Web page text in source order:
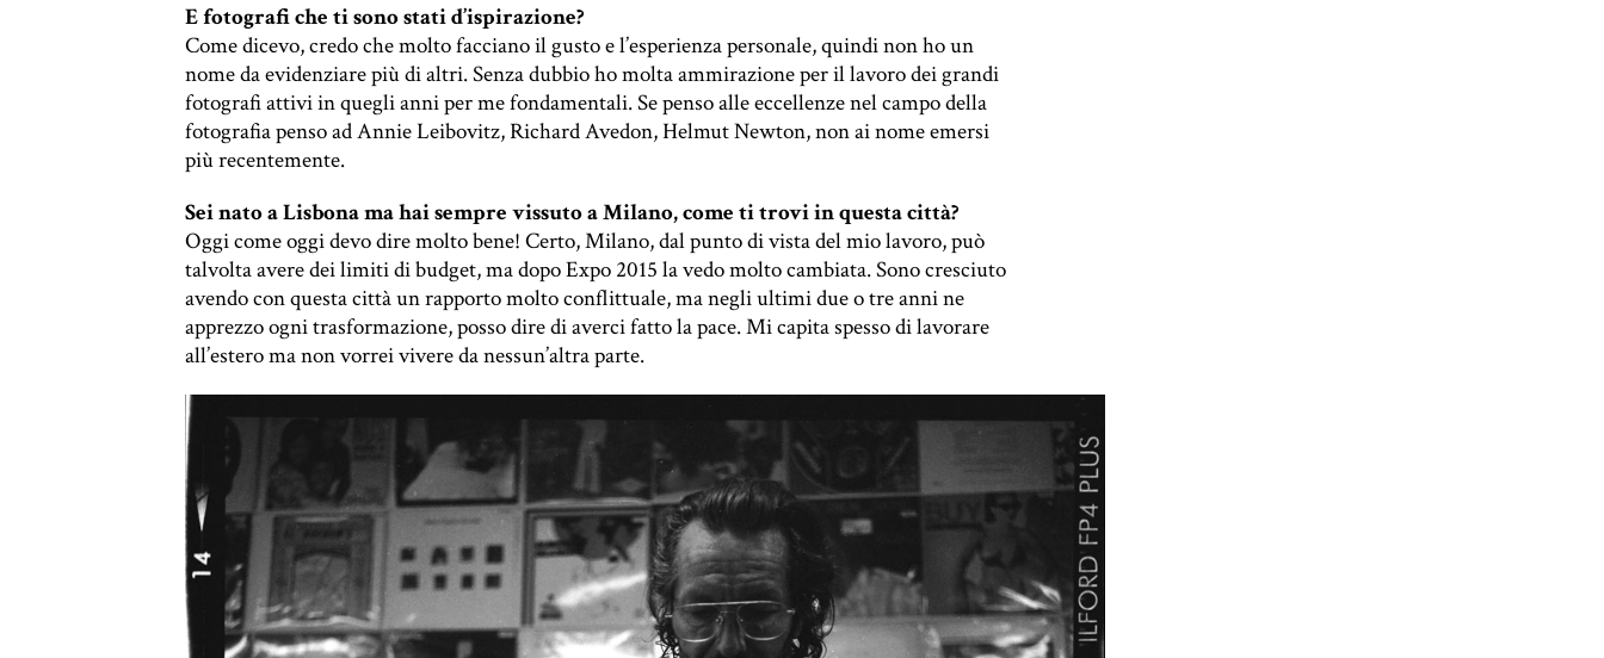
E fotografiche ti sono stati d’ispirazione?
Come dicevo, credo che molto facciano il gusto e l’esperienza personale, quindi non ho un
nome da evidenziare più di altri. Senza dubbio ho molta ammirazione per il lavoro dei grandi
fotografiattivi in quegli anni per me fondamentali. Se penso alle eccellenze nel campo della
fotografia penso ad Annie Leibovitz, Richard Avedon, Helmut Newton, non ai nome emersi
più recentemente.
Sei nato a Lisbona ma hai sempre vissuto a Milano, come ti trovi in questa città?
Oggi come oggi devo dire molto bene! Certo, Milano, dal punto di vista del mio lavoro, può
talvolta avere dei limiti di budget, ma dopo Expo 2015 la vedo molto cambiata. Sono cresciuto
avendo con questa città un rapporto molto conflittuale, ma negli ultimi due o tre anni ne
apprezzo ogni trasformazione, posso dire di averci fatto la pace. Mi capita spesso di lavorare
all’estero ma non vorrei vivere da nessun’altra parte.